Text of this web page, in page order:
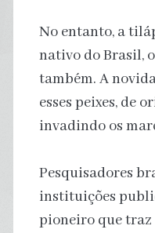
No entanto, a
nativo do Brasil,
também. A
esses peixes, de
invadindo os
Pesquisadores
instituições
pioneiro que traz